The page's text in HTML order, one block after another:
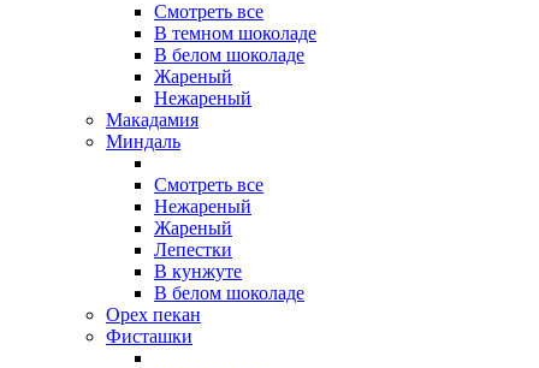
Смотреть все
В темном шоколаде
В белом шоколаде
Жареный
Нежареный
Макадамия
Миндаль
Смотреть все
Нежареный
Жареный
Лепестки
В кунжуте
В белом шоколаде
Орех пекан
Фисташки